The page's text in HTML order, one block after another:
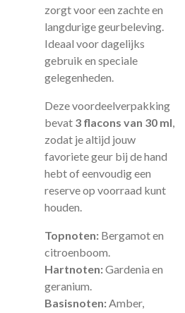
zorgt voor een zachte en
langdurige geurbeleving.
Ideaal voor dagelijks
gebruik en speciale
gelegenheden.
Deze voordeelverpakking
bevat 3 flacons van 30 ml,
zodat je altijd jouw
favoriete geur bij de hand
hebt of eenvoudig een
reserve op voorraad kunt
houden.
Topnoten: Bergamot en
citroenboom.
Hartnoten:Gardenia en
geranium.
Basisnoten:Amber,